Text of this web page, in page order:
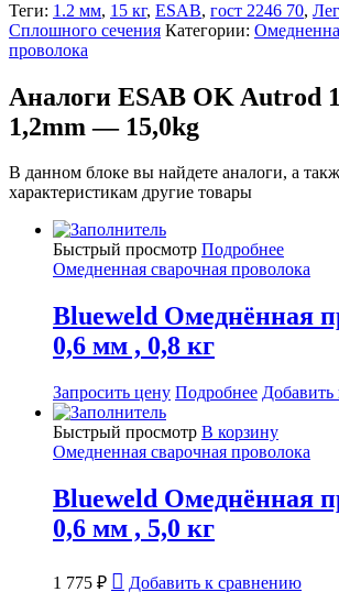
Теги: 1.2 мм, 15 кг, ESAB, гост 2246 70,
Сплошного сечения Категории:
проволока
Аналоги ESAB OK Autrod
1,2mm — 15,0kg
В данном блоке вы найдете аналоги, а
характеристикам другие товары
Быстрый просмотр Подробнее
Омедненная сварочная проволока
Blueweld Омеднённая
0,6 мм , 0,8 кг
Запросить цену Подробнее
Быстрый просмотр В корзину
Омедненная сварочная проволока
Blueweld Омеднённая
0,6 мм , 5,0 кг
1 775 ₽ Добавить к сравнению